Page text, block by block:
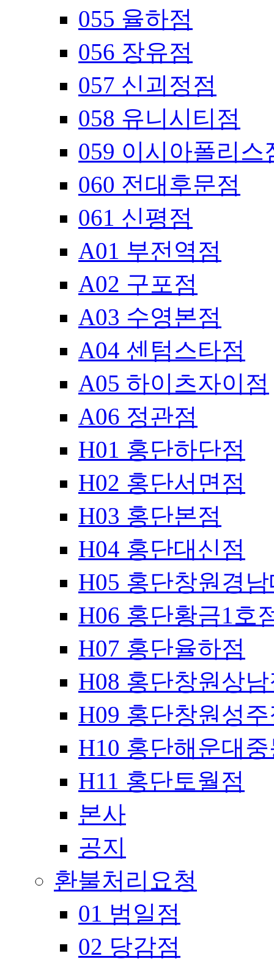
055 율하점
056 장유점
057 신괴정점
058 유니시티점
059 이시아폴리스
060 전대후문점
061 신평점
A01 부전역점
A02 구포점
A03 수영본점
A04 센텀스타점
A05 하이츠자이점
A06 정관점
H01 홍단하단점
H02 홍단서면점
H03 홍단본점
H04 홍단대신점
H05 홍단창원경
H06 홍단황금1호
H07 홍단율하점
H08 홍단창원상
H09 홍단창원성
H10 홍단해운대
H11 홍단토월점
본사
공지
환불처리요청
01 범일점
02 당감점